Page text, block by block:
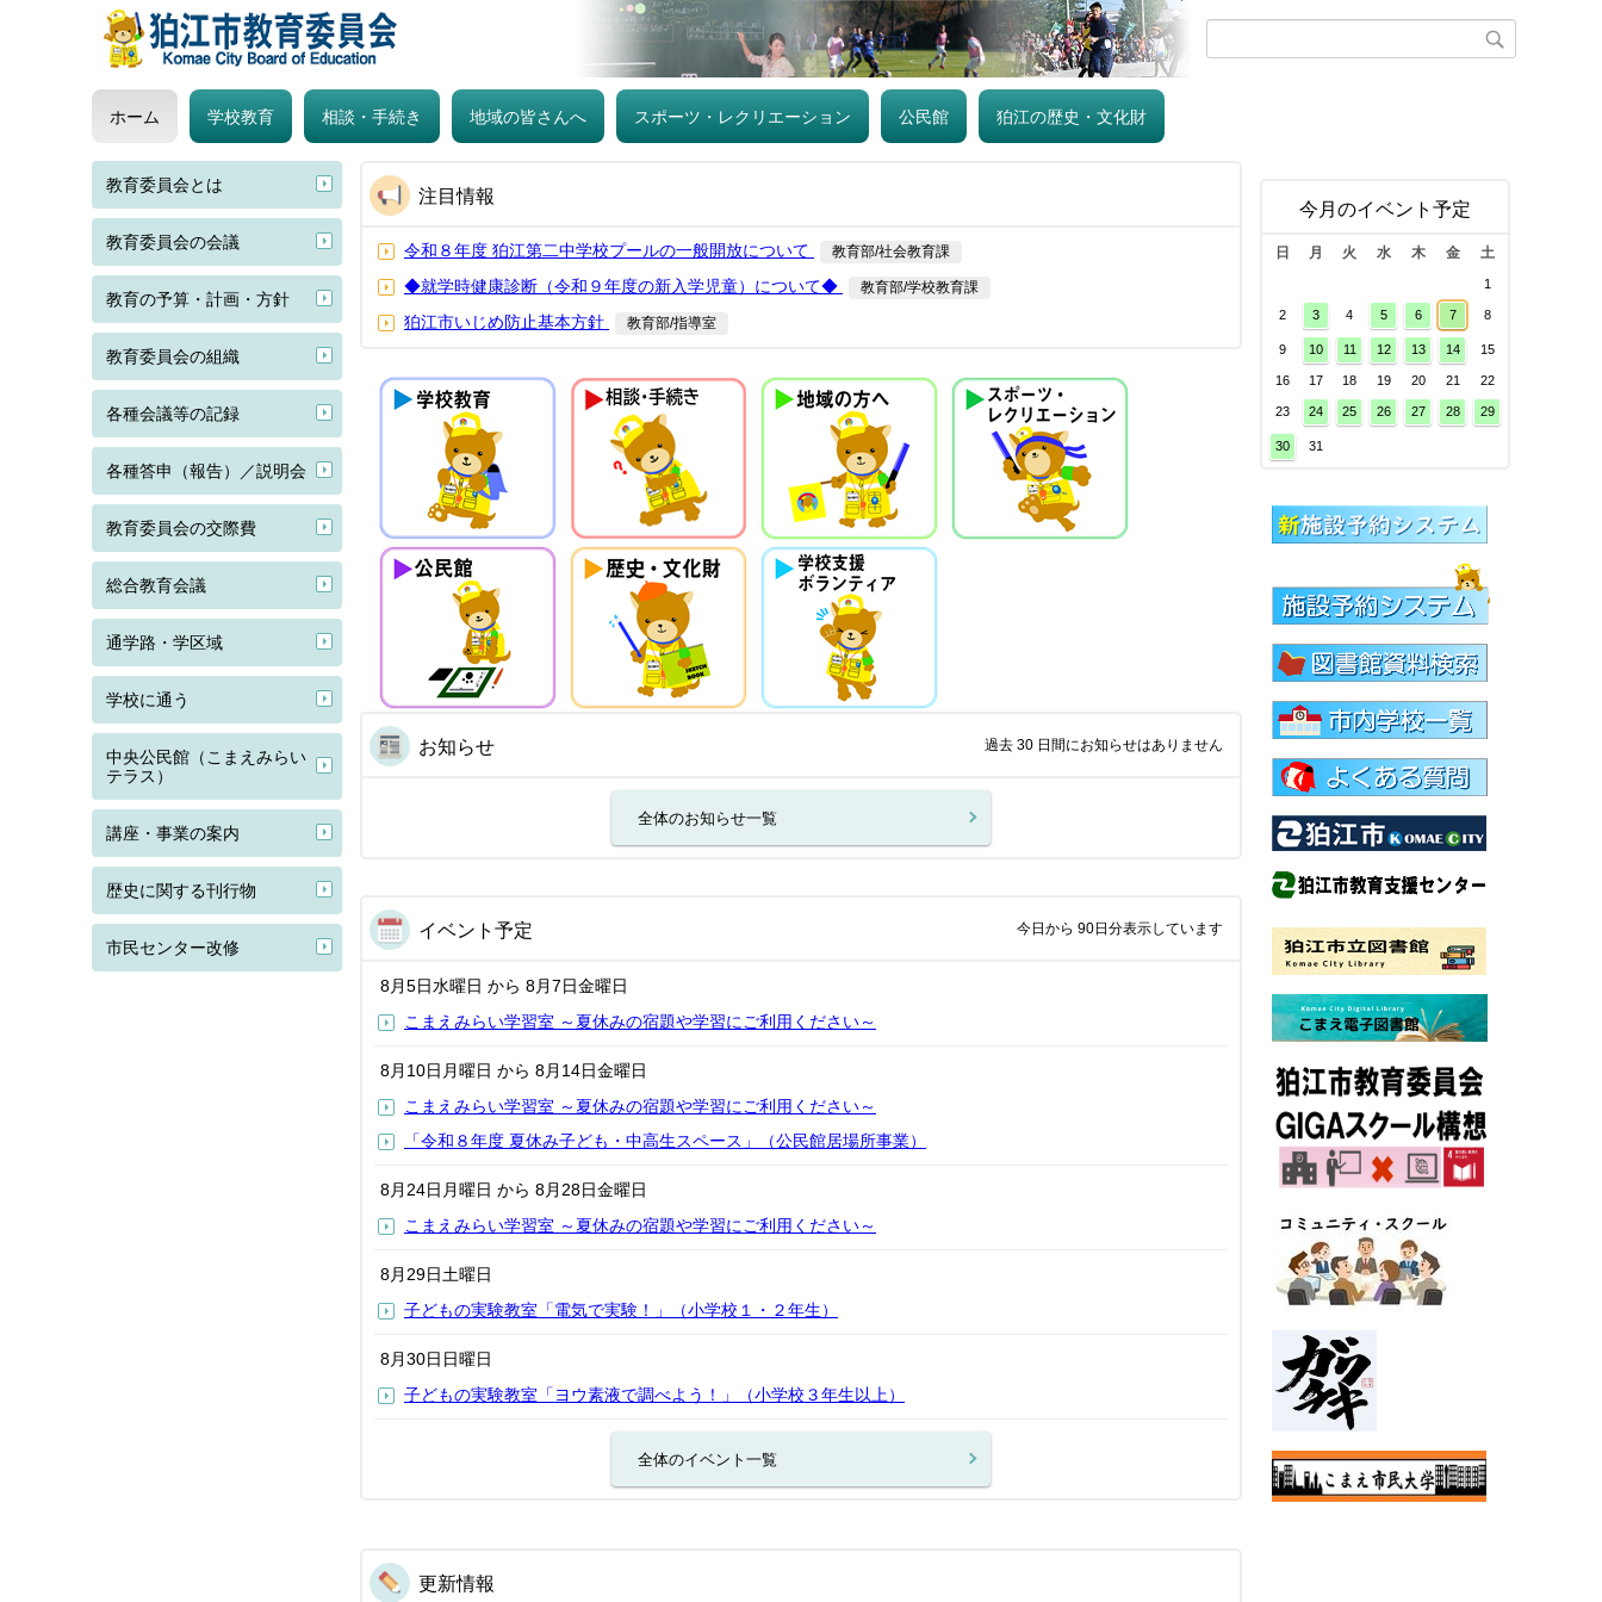
ホーム 学校教育 相談・手続き 地域の皆さんへ スポーツ・レクリエーション 公民館 狛江の歴史・文化財
教育委員会とは
教育委員会の会議
教育の予算・計画・方針
教育委員会の組織
各種会議等の記録
各種答申（報告）／説明会
教育委員会の交際費
総合教育会議
通学路・学区域
学校に通う
中央公民館（こまえみらい
テラス）
講座・事業の案内
歴史に関する刊行物
市民センター改修
注目情報
令和８年度 狛江第二中学校プールの一般開放について 教育部/社会教育課
◆就学時健康診断（令和９年度の新入学児童）について◆ 教育部/学校教育課
狛江市いじめ防止基本方針 教育部/指導室
お知らせ 過去 30 日間にお知らせはありません
全体のお知らせ一覧
イベント予定 今日から 90日分表示しています
8月5日水曜日 から 8月7日金曜日
こまえみらい学習室 ～夏休みの宿題や学習にご利用ください～
8月10日 月曜日 から 8月14日金曜日
こまえみらい学習室 ～夏休みの宿題や学習にご利用ください～
「令和８年度 夏休み子ども・中高生スペース」（公民館居場所事業）
8月24日 月曜日 から 8月28日金曜日
こまえみらい学習室 ～夏休みの宿題や学習にご利用ください～
8月29日土曜日
子どもの実験教室「電気で実験！」（小学校１・２年生）
8月30日 日曜日
子どもの実験教室「ヨウ素液で調べよう！」（小学校３年生以上）
全体のイベント一覧
更新情報
今月のイベント予定
日 月 火 水 木 金 土
1
2 3 4 5 6 7 8
9 10 11 12 13 14 15
16 17 18 19 20 21 22
23 24 25 26 27 28 29
30 31